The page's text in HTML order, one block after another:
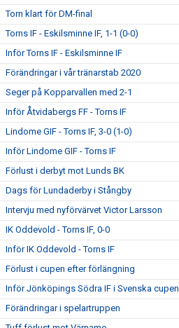
Torn klart för DM-final
Torns IF - Eskilsminne IF, 1-1 (0-0)
Inför Torns IF - Eskilsminne IF
Förändringar i vår tränarstab 2020
Seger på Kopparvallen med 2-1
Inför Åtvidabergs FF - Torns IF
Lindome GIF - Torns IF, 3-0 (1-0)
Inför Lindome GIF - Torns IF
Förlust i derbyt mot Lunds BK
Dags för Lundaderby i Stångby
Intervju med nyförvärvet Victor Larsson
IK Oddevold - Torns IF, 0-0
Inför IK Oddevold - Torns IF
Förlust i cupen efter förlängning
Inför Jönköpings Södra IF i Svenska cupen
Förändringar i spelartruppen